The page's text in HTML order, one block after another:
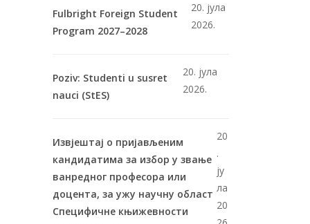
Fulbright Foreign Student
Program 2027–2028
20. јула
2026.
Poziv: Studenti u susret
nauci (StES)
20. јула
2026.
Извјештај о пријављеним
кандидатима за избор у звање
ванредног професора или
доцента, за ужу научну област
Специфичне књижевности
20
.
ју
ла
20